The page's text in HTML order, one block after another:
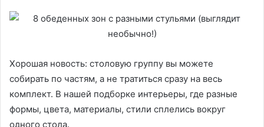
Хорошая новость: столовую группу вы можете
собирать по частям, а не тратиться сразу на весь
комплект. В нашей подборке интерьеры, где разные
формы, цвета, материалы, стили сплелись вокруг
одного стола.